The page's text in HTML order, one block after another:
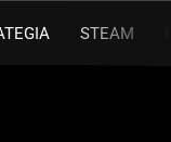
STEAM